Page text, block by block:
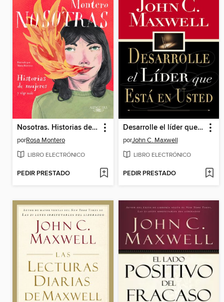
Nosotras. Historias de mujeres y algo más
porRosa Montero
LIBRO ELECTRÓNICO
PEDIR PRESTADO
Desarrolle el líder que está en usted
porJohn C. Maxwell
LIBRO ELECTRÓNICO
PEDIR PRESTADO